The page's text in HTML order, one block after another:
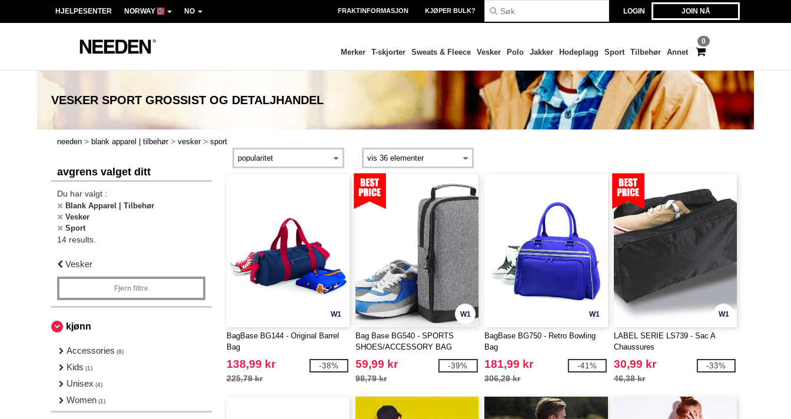
LOGIN JOIN NÅ
HJELPESENTER NORWAY NO FRAKTINFORMASJON KJØPER BULK?
0
Merker T-skjorter Sweats & Fleece Vesker Polo Jakker Hodeplagg Sport Tilbehør Annet
VESKER SPORT GROSSIST OG DETALJHANDEL
needen > blank apparel | tilbehør > vesker > sport
avgrens valget ditt
Du har valgt :
Blank Apparel | Tilbehør
Vesker
Sport
14 results.
Vesker
Fjern filtre
kjønn
Accessories (8)
Kids (1)
Unisex (4)
Women (1)
W1
BagBase BG144 - Original Barrel
Bag
138,99 kr
225,79 kr
-38%
W1
Bag Base BG540 - SPORTS
SHOES/ACCESSORY BAG
59,99 kr
98,79 kr
-39%
W1
BagBase BG750 - Retro Bowling
Bag
181,99 kr
306,29 kr
-41%
W1
LABEL SERIE LS739 - Sac A
Chaussures
30,99 kr
46,38 kr
-33%